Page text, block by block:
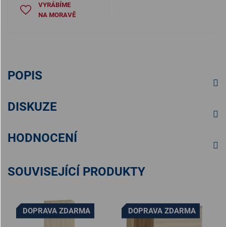
VYRÁBÍME
NA MORAVĚ
POPIS
DISKUZE
HODNOCENÍ
SOUVISEJÍCÍ PRODUKTY
DOPRAVA ZDARMA DOPRAVA ZDARMA